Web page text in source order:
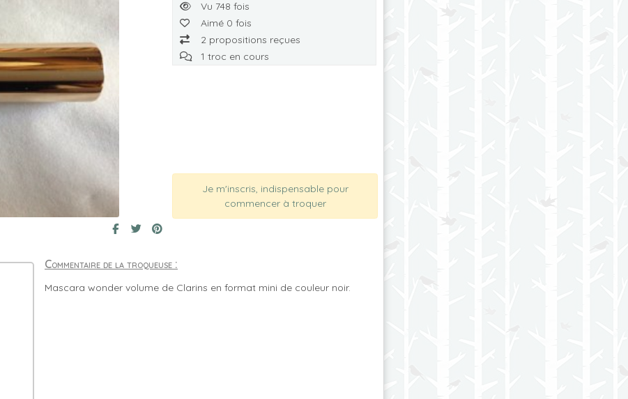
Vu 748 fois
Aimé 0 fois
2 propositions reçues
1 troc en cours
Je m'inscris, indispensable pour
commencer à troquer
Commentaire de la troqueuse :
Mascara wonder volume de Clarins en format mini de couleur noir.